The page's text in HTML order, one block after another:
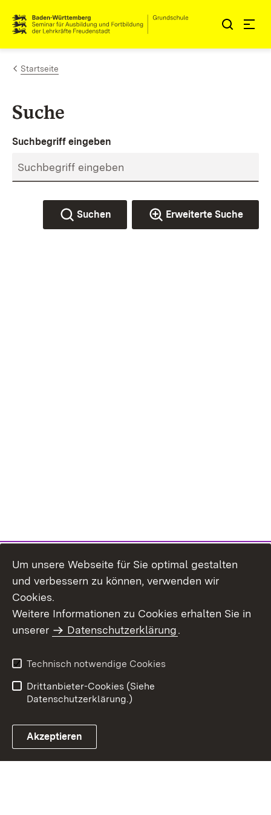
Zum Inhalt springen
Link zur Startseite
Startseite
Suche
Suchbegriff eingeben
Suchen Erweiterte Suche
Benutzungshinweise
Erklärung zur
Um unsere Webseite für Sie optimal gestalten
und verbessern zu können, verwenden wir
Cookies.
Weitere Informationen zu Cookies erhalten Sie in
unserer
Datenschutzerklärung.
Technisch notwendige Cookies
Drittanbieter-Cookies (Siehe
Datenschutzerklärung.)
Akzeptieren